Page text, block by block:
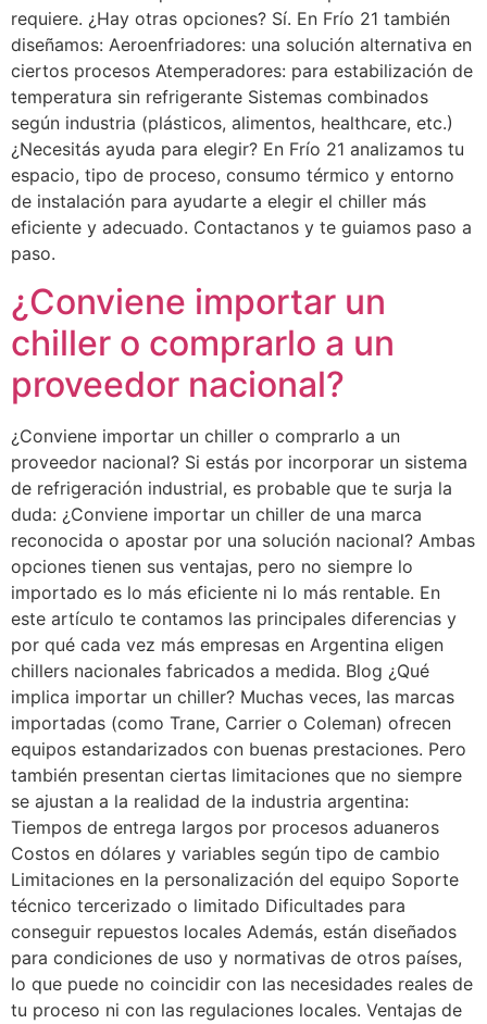
requiere. ¿Hay otras opciones? Sí. En Frío 21 también
diseñamos: Aeroenfriadores: una solución alternativa en
ciertos procesos Atemperadores: para estabilización de
temperatura sin refrigerante Sistemas combinados
según industria (plásticos, alimentos, healthcare, etc.)
¿Necesitás ayuda para elegir? En Frío 21 analizamos tu
espacio, tipo de proceso, consumo térmico y entorno
de instalación para ayudarte a elegir el chiller más
eficiente y adecuado. Contactanos y te guiamos paso a
paso.
¿Conviene importar un
chiller o comprarlo a un
proveedor nacional?
¿Conviene importar un chiller o comprarlo a un
proveedor nacional? Si estás por incorporar un sistema
de refrigeración industrial, es probable que te surja la
duda: ¿Conviene importar un chiller de una marca
reconocida o apostar por una solución nacional? Ambas
opciones tienen sus ventajas, pero no siempre lo
importado es lo más eficiente ni lo más rentable. En
este artículo te contamos las principales diferencias y
por qué cada vez más empresas en Argentina eligen
chillers nacionales fabricados a medida. Blog ¿Qué
implica importar un chiller? Muchas veces, las marcas
importadas (como Trane, Carrier o Coleman) ofrecen
equipos estandarizados con buenas prestaciones. Pero
también presentan ciertas limitaciones que no siempre
se ajustan a la realidad de la industria argentina:
Tiempos de entrega largos por procesos aduaneros
Costos en dólares y variables según tipo de cambio
Limitaciones en la personalización del equipo Soporte
técnico tercerizado o limitado Dificultades para
conseguir repuestos locales Además, están diseñados
para condiciones de uso y normativas de otros países,
lo que puede no coincidir con las necesidades reales de
tu proceso ni con las regulaciones locales. Ventajas de